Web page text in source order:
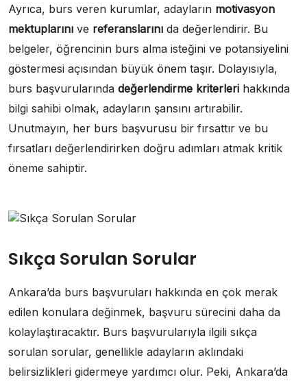
Ayrıca, burs veren kurumlar, adayların motivasyon
mektuplarını ve referanslarını da değerlendirir. Bu
belgeler, öğrencinin burs alma isteğini ve potansiyelini
göstermesi açısından büyük önem taşır. Dolayısıyla,
burs başvurularında değerlendirme kriterleri hakkında
bilgi sahibi olmak, adayların şansını artırabilir.
Unutmayın, her burs başvurusu bir fırsattır ve bu
fırsatları değerlendirirken doğru adımları atmak kritik
öneme sahiptir.
Sıkça Sorulan Sorular
Ankara’da burs başvuruları hakkında en çok merak
edilen konulara değinmek, başvuru sürecini daha da
kolaylaştıracaktır. Burs başvurularıyla ilgili sıkça
sorulan sorular, genellikle adayların aklındaki
belirsizlikleri gidermeye yardımcı olur. Peki, Ankara’da